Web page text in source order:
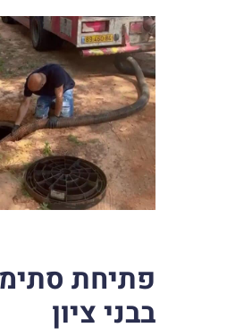
פתיחת
בבני ציון